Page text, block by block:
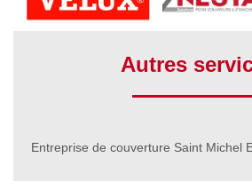
Autres
Entreprise de couverture Saint Michel